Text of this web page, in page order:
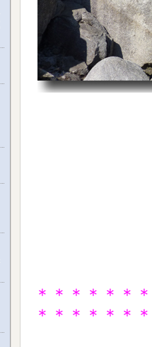
＊＊＊＊＊＊
＊＊＊＊＊＊